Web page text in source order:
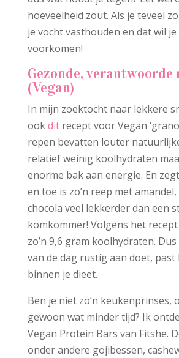
hoeveelheid zout. Als je teveel
je vocht vasthouden en dat wil
voorkomen!
Gezonde, verantwoorde
(Vegan)
In mijn zoektocht naar lekkere
ookditrecept voor Vegan
repen bevatten louter
relatief weinig koolhydraten
enorme bak aan energie. En
en toe is zo’n reep met
chocola veel lekkerder dan een
komkommer! Volgens het
zo’n 9,6 gram koolhydraten.
van de dag rustig aan doet,
binnen je dieet.
Ben je niet zo’n keukenprinses,
gewoon wat minder tijd? Ik
Vegan Protein Bars van Fitshe.
onder andere gojibessen,